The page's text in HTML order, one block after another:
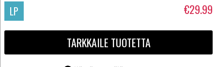
LP €29.99
TARKKAILE TUOTETTA